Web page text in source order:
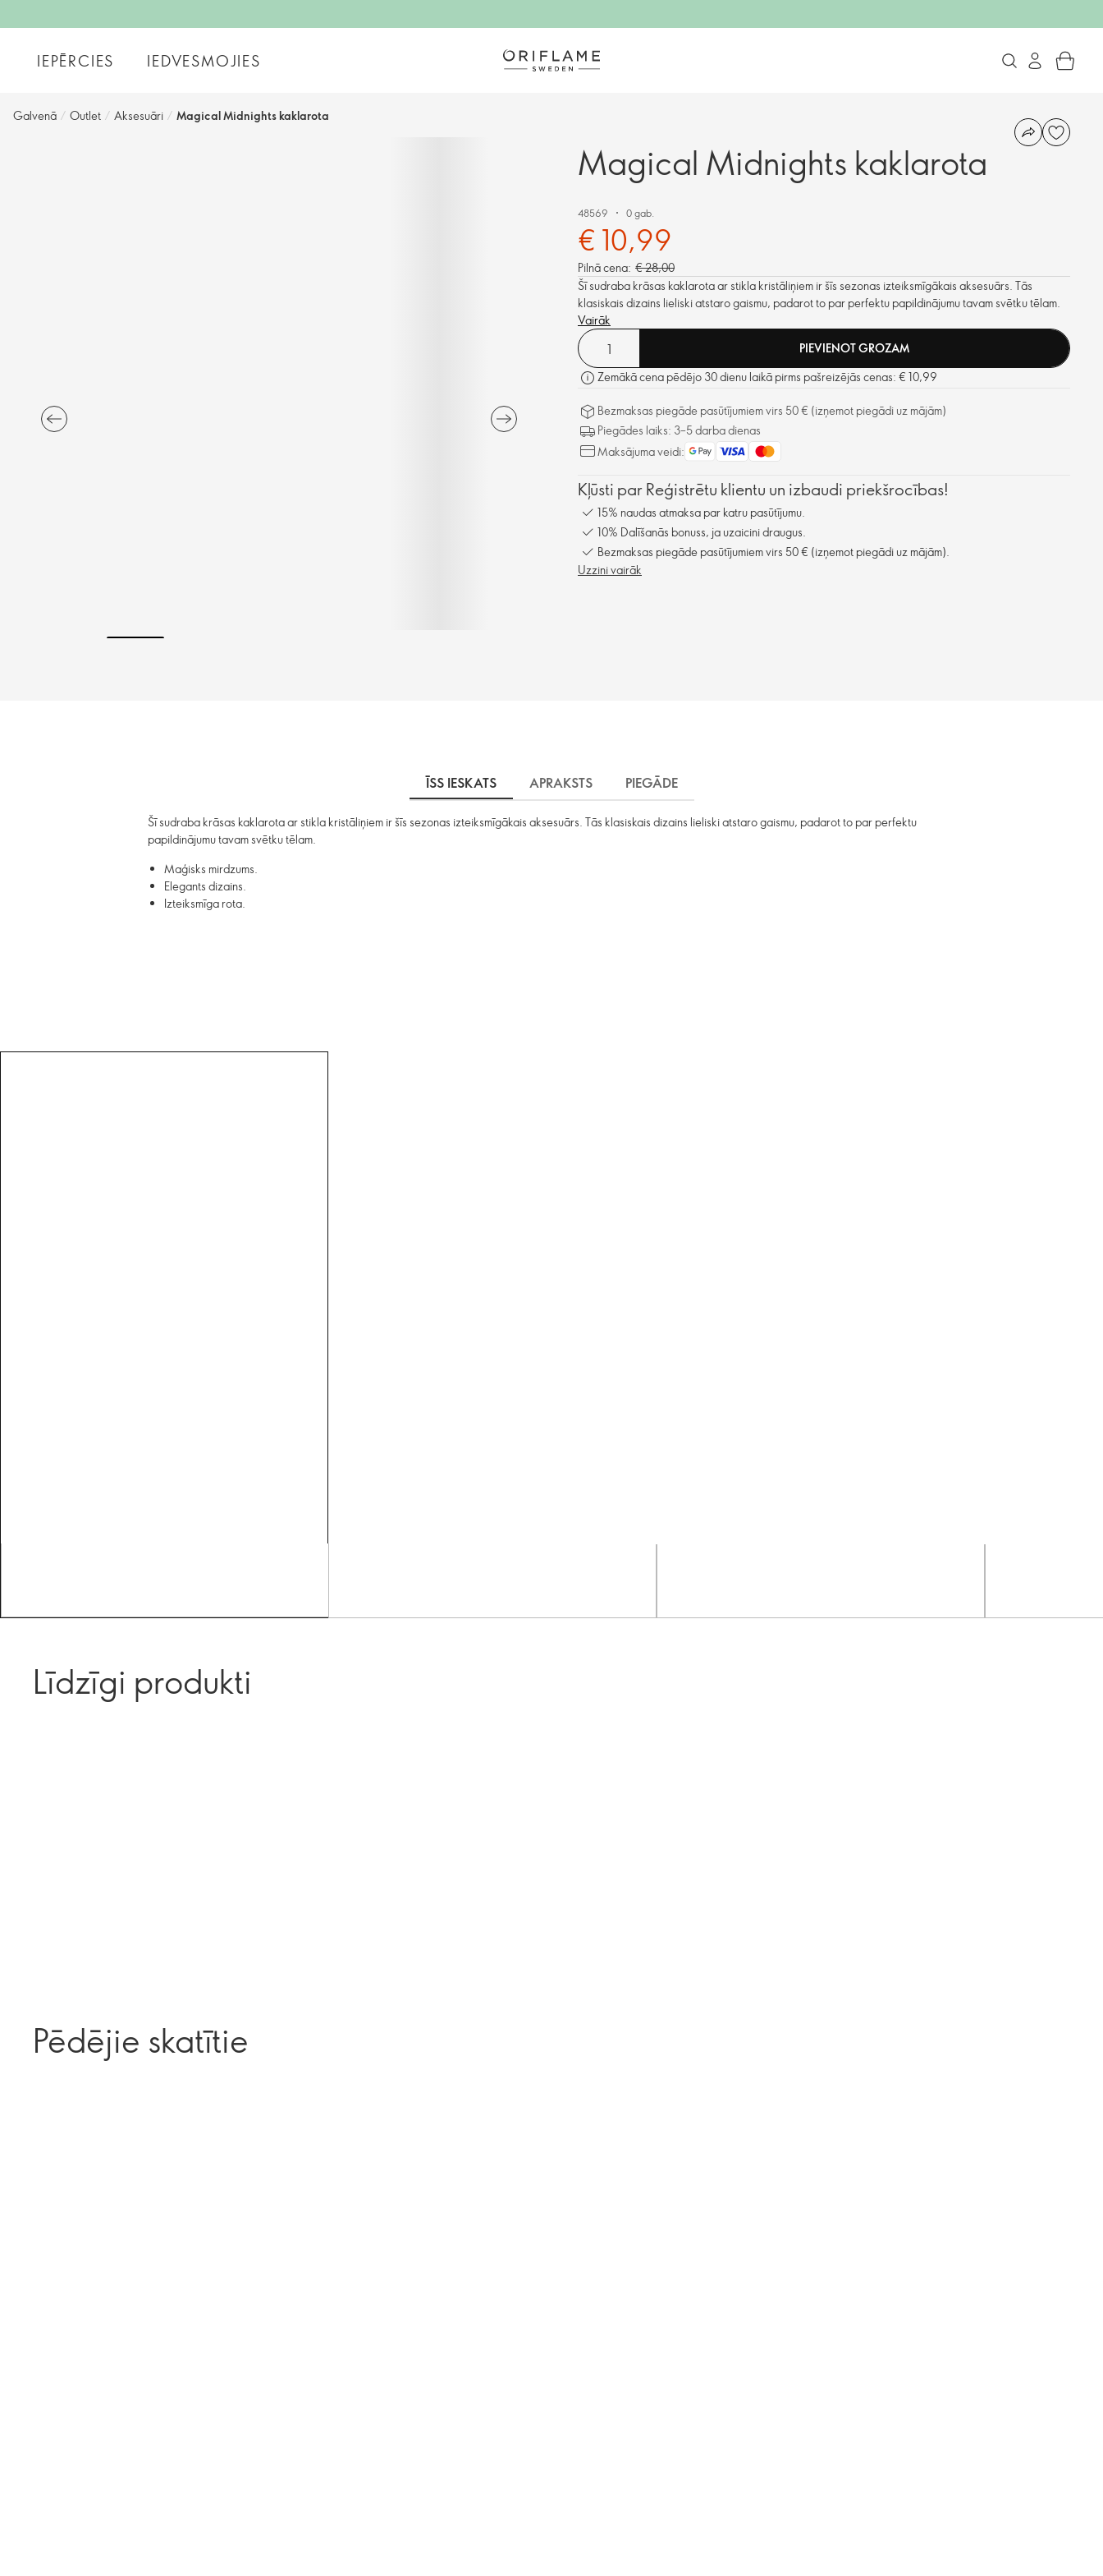
IEPĒRCIES IEDVESMOJIES
Galvenā / Outlet / Aksesuāri / Magical Midnights kaklarota
Magical Midnights kaklarota
48569 0 gab.
€ 10,99
Pilnā cena: € 28,00
Šī sudraba krāsas kaklarota ar stikla kristāliņiem ir šīs sezonas izteiksmīgākais aksesuārs. Tās
klasiskais dizains lieliski atstaro gaismu, padarot to par perfektu papildinājumu tavam svētku tēlam.
Vairāk
PIEVIENOT GROZAM
Zemākā cena pēdējo 30 dienu laikā pirms pašreizējās cenas: € 10,99
Bezmaksas piegāde pasūtījumiem virs 50 € (izņemot piegādi uz mājām)
Piegādes laiks: 3–5 darba dienas
Maksājuma veidi:
Kļūsti par Reģistrētu klientu un izbaudi priekšrocības!
15% naudas atmaksa par katru pasūtījumu.
10% Dalīšanās bonuss, ja uzaicini draugus.
Bezmaksas piegāde pasūtījumiem virs 50 € (izņemot piegādi uz mājām).
Uzzini vairāk
ĪSS IESKATS APRAKSTS PIEGĀDE
Šī sudraba krāsas kaklarota ar stikla kristāliņiem ir šīs sezonas izteiksmīgākais aksesuārs. Tās klasiskais dizains lieliski atstaro gaismu, padarot to par perfektu
papildinājumu tavam svētku tēlam.
Maģisks mirdzums.
Elegants dizains.
Izteiksmīga rota.
Līdzīgi produkti
Pēdējie skatītie